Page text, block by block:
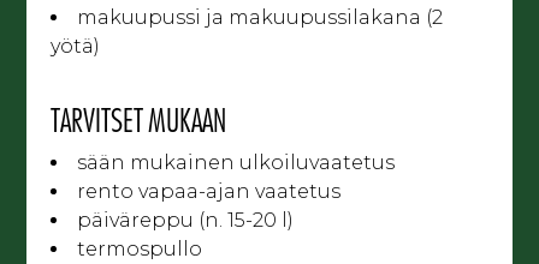
makuupussi ja makuupussilakana (2
yötä)
TARVITSET MUKAAN
sään mukainen ulkoiluvaatetus
rento vapaa-ajan vaatetus
päiväreppu (n. 15-20 l)
termospullo